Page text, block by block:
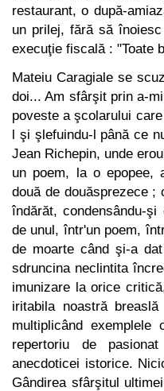
restau­rant, o după-
un prilej, fără să
execuţie fiscală : "Toate
Mateiu Caragiale se
doi... Am sfârşit prin a-
poveste a şcolarului
l şi şlefuindu-l până ce
Jean Richepin, unde
un poem, la o epopee,
două de douăsprezece
îndărăt, condensându-
de unul, într'un poem,
de moarte când şi-a
sdruncina neclintita
imunizare la orice
iritabila noastră
multiplicând
repertoriu de
anecdoticei istorice.
Gândirea sfârşitul